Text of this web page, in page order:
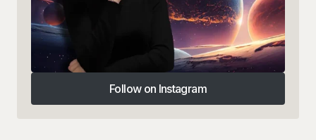
Follow on Instagram
Follow on Instagram